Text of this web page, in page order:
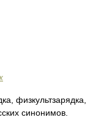
физкультзарядка,
синонимов.